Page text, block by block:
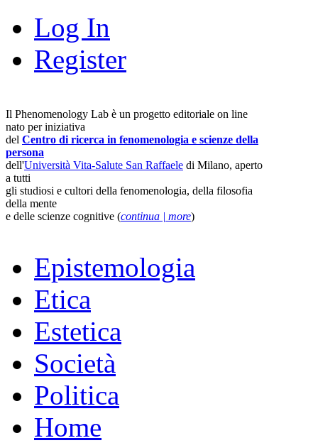
Log In
Register
Il Phenomenology Lab è un progetto editoriale on line
nato per iniziativa
del Centro di ricerca in fenomenologia e scienze della
persona
dell'Università Vita-Salute San Raffaele di Milano, aperto
a tutti
gli studiosi e cultori della fenomenologia, della filosofia
della mente
e delle scienze cognitive (continua | more)
Epistemologia
Etica
Estetica
Società
Politica
Home